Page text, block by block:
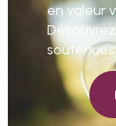
en valeur